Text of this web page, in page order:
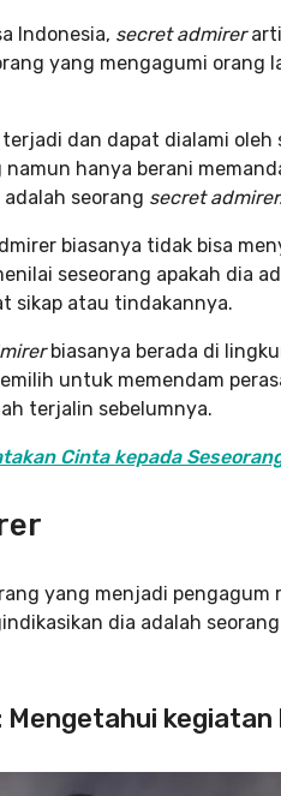
Indonesia, secret admirer
yang mengagumi orang
dan dapat dialami oleh
namun hanya berani
seorang secret
biasanya tidak bisa
seseorang apakah dia
sikap atau tindakannya.
biasanya berada di
untuk memendam
terjalin sebelumnya.
Cinta kepada
yang menjadi
dia adalah seorang
kegiatan